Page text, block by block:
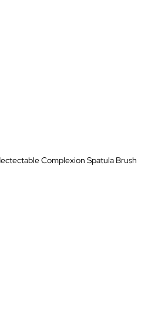
Complexion Spatula Brush